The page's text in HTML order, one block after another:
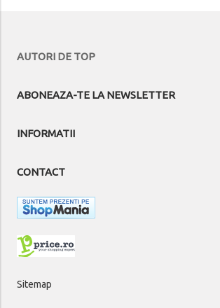
AUTORI DE TOP
ABONEAZA-TE LA NEWSLETTER
INFORMATII
CONTACT
Sitemap